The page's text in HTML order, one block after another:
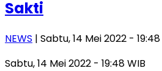
Sakti
NEWS | Sabtu, 14 Mei 2022 - 19:48
Sabtu, 14 Mei 2022 - 19:48 WIB